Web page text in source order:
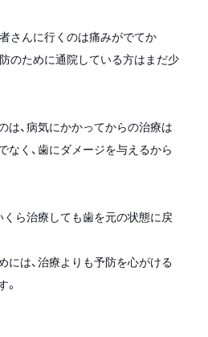
者さんに行くのは痛みがでてか
のために通院している方はまだ少
は、病気にかかってからの治療は
なく、歯にダメージを与えるから
くら治療しても歯を元の状態に戻
には、治療よりも予防を心がける